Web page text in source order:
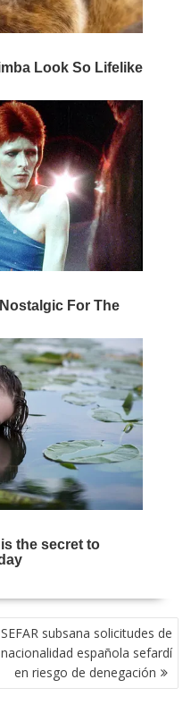
SEFAR subsana solicitudes de
nacionalidad española sefardí
en riesgo de denegación